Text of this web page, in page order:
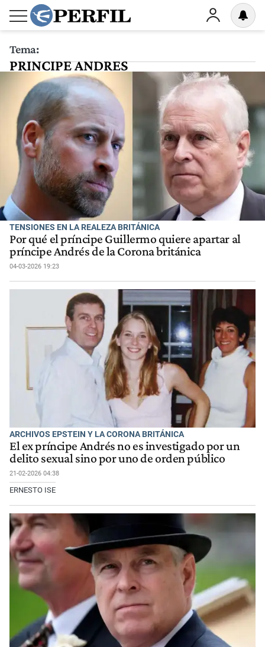
Tema:
PRINCIPE ANDRES
TENSIONES EN LA REALEZA BRITÁNICA
Por qué el príncipe Guillermo quiere apartar al
príncipe Andrés de la Corona británica
04-03-2026 19:23
ARCHIVOS EPSTEIN Y LA CORONA BRITÁNICA
El ex príncipe Andrés no es investigado por un
delito sexual sino por uno de orden público
21-02-2026 04:38
ERNESTO ISE